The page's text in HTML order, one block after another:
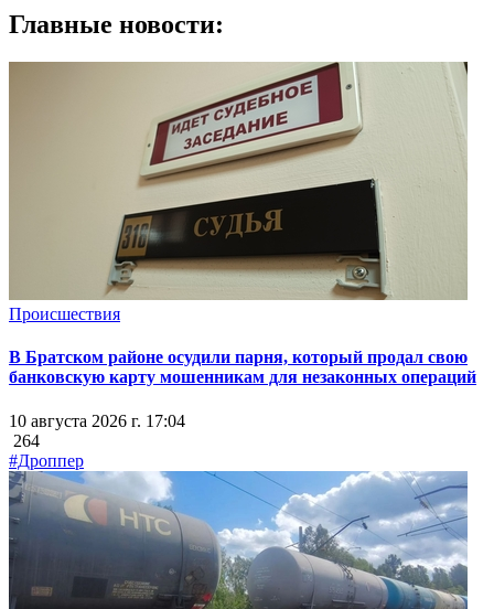
Главные новости:
Происшествия
В Братском районе осудили парня, который продал свою
банковскую карту мошенникам для незаконных операций
10 августа 2026 г. 17:04
264
#Дроппер